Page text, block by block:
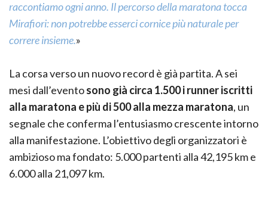
raccontiamo ogni anno. Il percorso della maratona tocca
Mirafiori: non potrebbe esserci cornice più naturale per
correre insieme.»
La corsa verso un nuovo record è già partita. A sei
mesi dall’eventosono già circa 1.500 i runner iscritti
alla maratona e più di 500 alla mezza maratona, un
segnale che conferma l’entusiasmo crescente intorno
alla manifestazione. L’obiettivo degli organizzatori è
ambizioso ma fondato: 5.000 partenti alla 42,195 km e
6.000 alla 21,097 km.